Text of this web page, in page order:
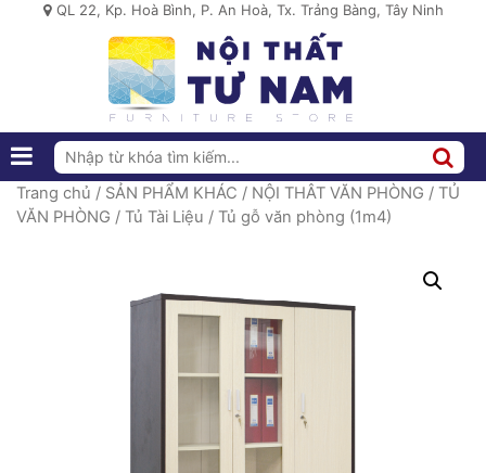
QL 22, Kp. Hoà Bình, P. An Hoà, Tx. Trảng Bàng, Tây Ninh
Trang chủ / SẢN PHẨM KHÁC / NỘI THÂT VĂN PHÒNG / TỦ
VĂN PHÒNG / Tủ Tài Liệu / Tủ gỗ văn phòng (1m4)